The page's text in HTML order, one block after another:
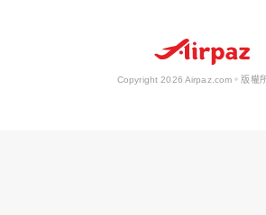
Copyright 2026 Airpaz.com。版權